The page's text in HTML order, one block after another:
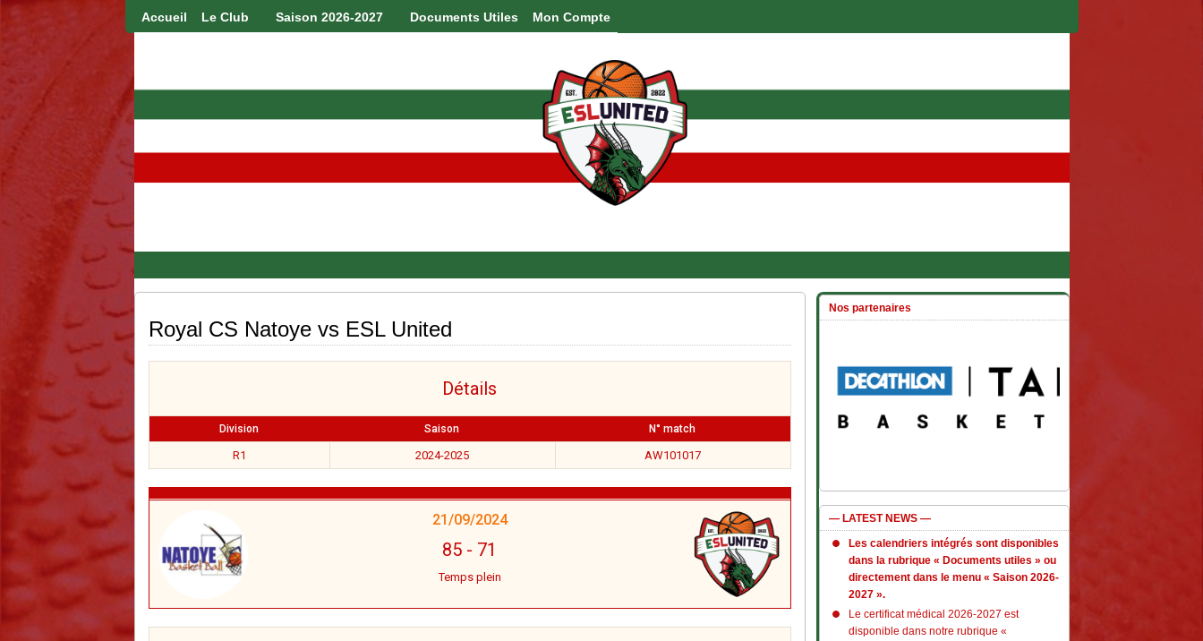
Accueil Le Club Saison 2026-2027 Documents Utiles Mon Compte
Royal CS Natoye vs ESL United
Détails
Division Saison N° match
R1 2024-2025 AW101017
21/09/2024
85 - 71
Temps plein
Nos partenaires
— LATEST NEWS —
Les calendriers intégrés sont disponibles
dans la rubrique « Documents utiles » ou
directement dans le menu « Saison 2026-
2027 ».
Le certificat médical 2026-2027 est
disponible dans notre rubrique «